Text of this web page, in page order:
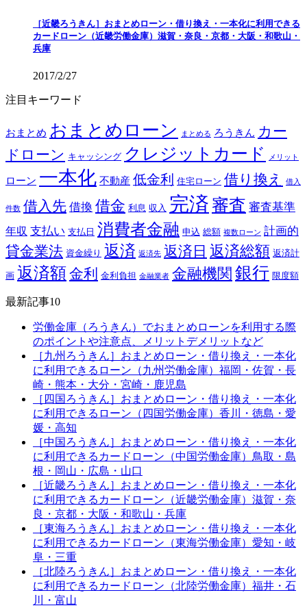
［近畿ろうきん］おまとめローン・借り換え・一本化に利用できる
カードローン（近畿労働金庫）滋賀・奈良・京都・大阪・和歌山・
兵庫
2017/2/27
注目キーワード
おまとめ おまとめローン まとめる ろうきん カー
ドローン キャッシング クレジットカード メリット
ローン 一本化 不動産 低金利 住宅ローン 借り換え 借入
件数 借入先 借換 借金 利息 収入 完済 審査 審査基準
年収 支払い 支払日 消費者金融 申込 総額 複数ローン 計画的
貸金業法 資金繰り 返済 返済先 返済日 返済総額 返済計
画 返済額金利 金利負担 金融業者 金融機関 銀行 限度額
最新記事10
労働金庫（ろうきん）でおまとめローンを利用する際
のポイントや注意点、メリットデメリットなど
［九州ろうきん］おまとめローン・借り換え・一本化
に利用できるローン（九州労働金庫）福岡・佐賀・長
崎・熊本・大分・宮崎・鹿児島
［四国ろうきん］おまとめローン・借り換え・一本化
に利用できるローン（四国労働金庫）香川・徳島・愛
媛・高知
［中国ろうきん］おまとめローン・借り換え・一本化
に利用できるカードローン（中国労働金庫）鳥取・島
根・岡山・広島・山口
［近畿ろうきん］おまとめローン・借り換え・一本化
に利用できるカードローン（近畿労働金庫）滋賀・奈
良・京都・大阪・和歌山・兵庫
［東海ろうきん］おまとめローン・借り換え・一本化
に利用できるカードローン（東海労働金庫）愛知・岐
阜・三重
［北陸ろうきん］おまとめローン・借り換え・一本化
に利用できるカードローン（北陸労働金庫）福井・石
川・富山